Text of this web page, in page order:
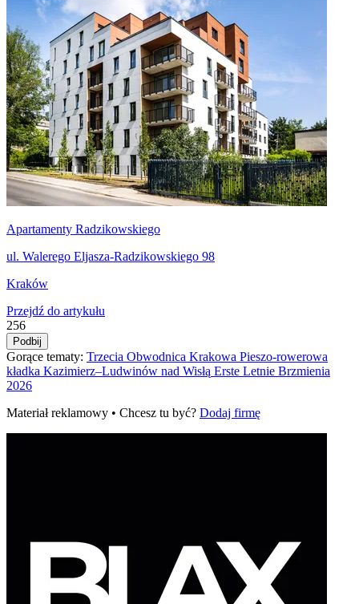
Apartamenty Radzikowskiego
ul. Walerego Eljasza-Radzikowskiego 98
Kraków
Przejdź do artykułu
256
Podbij
Gorące tematy: Trzecia Obwodnica Krakowa Pieszo‑rowerowa
kładka Kazimierz–Ludwinów nad Wisłą Erste Letnie Brzmienia
2026
Materiał reklamowy • Chcesz tu być? Dodaj firmę